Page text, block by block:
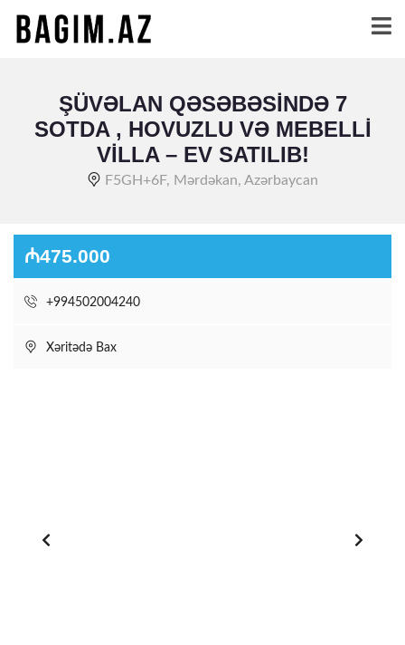
ŞÜVƏLAN QƏSƏBƏSINDƏ 7
SOTDA , HOVUZLU VƏ MEBELLI
VILLA – EV SATILIB!
F5GH+6F, Mərdəkan, Azərbaycan
₼475.000
+994502004240
Xəritədə Bax